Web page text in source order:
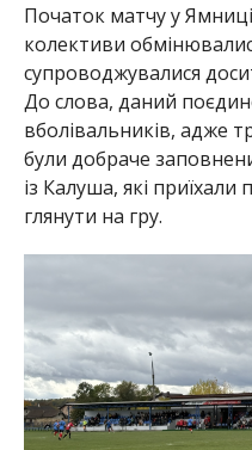
Початок матчу у
колективи
супроводжувалися
До слова, даний
вболівальників, адже
були добраче
із Калуша, які приїхали
глянути на гру.